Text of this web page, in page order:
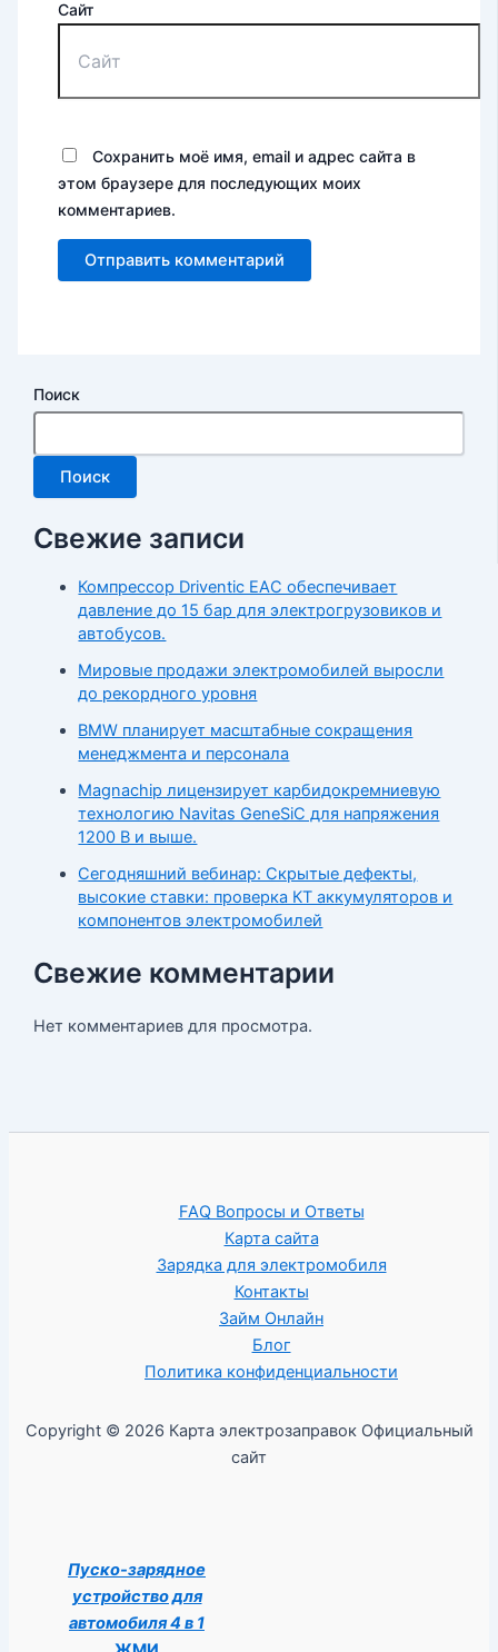
Сайт
Сохранить моё имя, email и адрес сайта в
этом браузере для последующих моих
комментариев.
Поиск
Поиск
Свежие записи
Компрессор Driventic EAC обеспечивает
давление до 15 бар для электрогрузовиков и
автобусов.
Мировые продажи электромобилей выросли
до рекордного уровня
BMW планирует масштабные сокращения
менеджмента и персонала
Magnachip лицензирует карбидокремниевую
технологию Navitas GeneSiC для напряжения
1200 В и выше.
Сегодняшний вебинар: Скрытые дефекты,
высокие ставки: проверка КТ аккумуляторов и
компонентов электромобилей
Свежие комментарии
Нет комментариев для просмотра.
FAQ Вопросы и Ответы
Карта сайта
Зарядка для электромобиля
Контакты
Займ Онлайн
Блог
Политика конфиденциальности
Copyright © 2026 Карта электрозаправок Официальный
сайт
Пуско-зарядное
устройство для
автомобиля 4 в 1